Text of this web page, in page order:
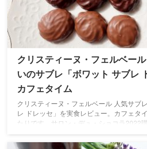
クリスティーヌ・フェルベー
いのサブレ「ボワット サブレ
カフェタイム
クリスティーヌ・フェルベール 人気サブ
レ ドレッセ」を実食レビュー。カフェタ
たりです。サロン・デュ・ショコラ2022